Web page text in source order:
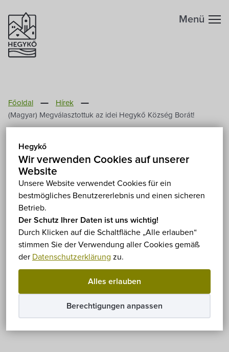
Hegykő
Wir verwenden Cookies auf unserer
Website
Unsere Website verwendet Cookies für ein
bestmögliches Benutzererlebnis und einen sicheren
Betrieb.
Der Schutz Ihrer Daten ist uns wichtig!
Durch Klicken auf die Schaltfläche „Alle erlauben“
stimmen Sie der Verwendung aller Cookies gemäß
der Datenschutzerklärung zu.
Alles erlauben
Berechtigungen anpassen
Menü
Főoldal
Hírek
(Magyar) Megválasztottuk az idei Hegykő Község Borát!
(Magyar) Megválasztottuk
az idei Hegykő Község
Borát!
2012. Mai 30.
Leider ist der Eintrag nur aufMagyarverfügbar.
E-mail